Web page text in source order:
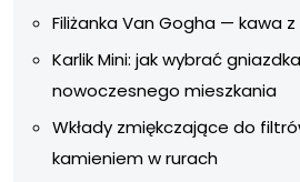
Filiżanka Van Gogha — kawa
Karlik Mini: jak wybrać
nowoczesnego mieszkania
Wkłady zmiękczające do
kamieniem w rurach